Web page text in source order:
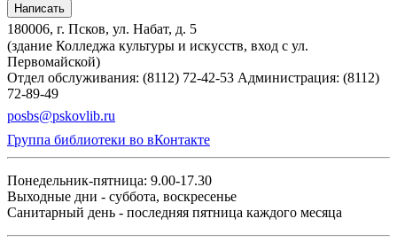
Написать
180006, г. Псков, ул. Набат, д. 5
(здание Колледжа культуры и искусств, вход с ул.
Первомайской)
Отдел обслуживания: (8112) 72-42-53 Администрация: (8112)
72-89-49
posbs@pskovlib.ru
Группа библиотеки во вКонтакте
Понедельник-пятница: 9.00-17.30
Выходные дни - суббота, воскресенье
Санитарный день - последняя пятница каждого месяца